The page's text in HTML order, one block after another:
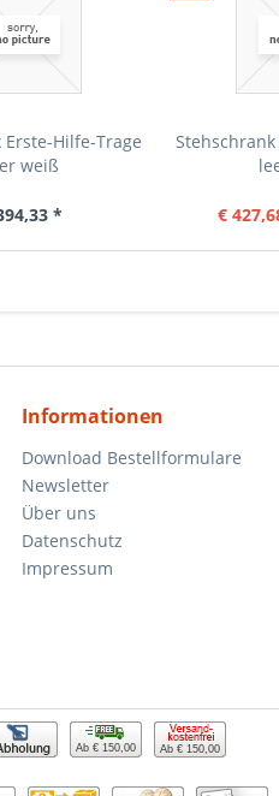
Hilfe-Trage
weiß
* €
Informationen
Download Bestellformulare
Newsletter
Über uns
Datenschutz
Impressum
Ab € 150,00 Ab € 150,00